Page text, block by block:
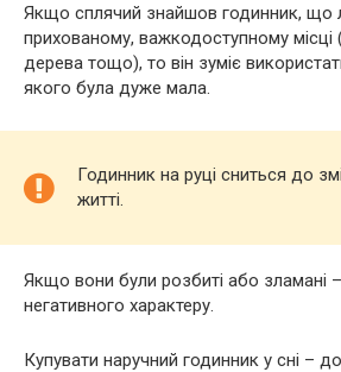
Якщо сплячий знайшов годинник, що
прихованому, важкодоступному місці
дерева тощо), то він зуміє
якого була дуже мала.
Годинник на руці сниться до
житті.
Якщо вони були розбиті або зламані –
негативного характеру.
Купувати наручний годинник у сні –